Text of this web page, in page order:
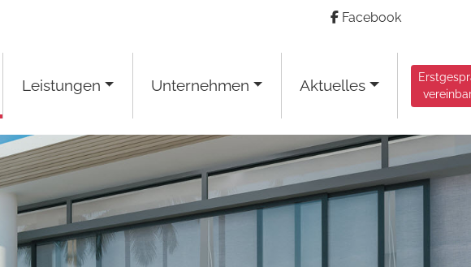
Facebook
Leistungen Unternehmen Aktuelles